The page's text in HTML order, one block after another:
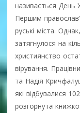
називається День
Першим
руські міста.
затягнулося на
християнство
вірування.
та Надія
які відбувалися
розгорнута